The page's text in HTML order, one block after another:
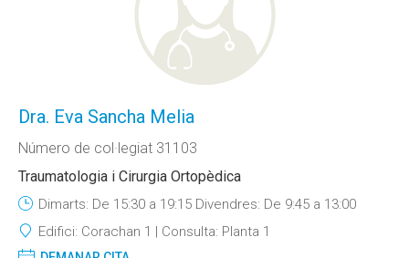
Dra. Eva Sancha Melia
Número de col·legiat 31103
Traumatologia i Cirurgia Ortopèdica
Dimarts: De 15:30 a 19:15 Divendres: De 9:45 a 13:00
Edifici: Corachan 1 Consulta: Planta 1